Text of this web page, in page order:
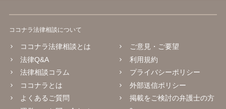
ココナラ法律相談について
ココナラ法律相談とは
法律Q&A
法律相談コラム
ココナラとは
よくあるご質問
ご意見・ご要望
利用規約
プライバシーポリシー
外部送信ポリシー
掲載をご検討の弁護士の方